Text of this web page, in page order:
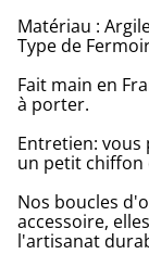
Matériau :
Type de
Fait main en
à porter.
Entretien: vous
un petit chiffon
Nos boucles
accessoire,
l'artisanat